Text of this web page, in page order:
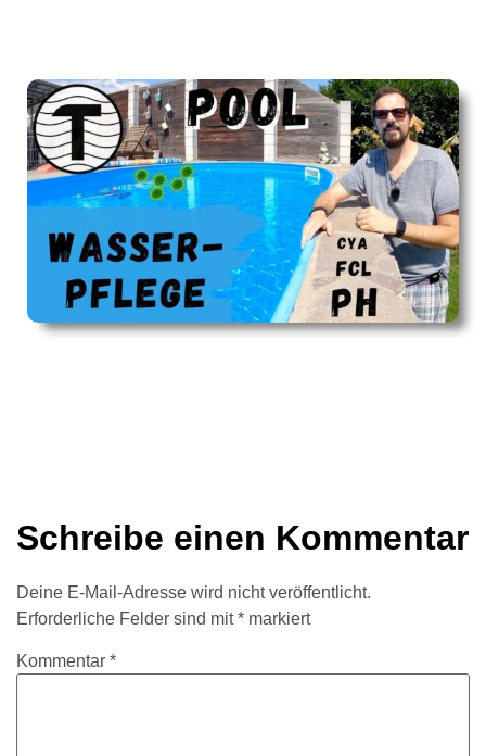
Schreibe einen Kommentar
Deine E-Mail-Adresse wird nicht veröffentlicht.
Erforderliche Felder sind mit* markiert
Kommentar *